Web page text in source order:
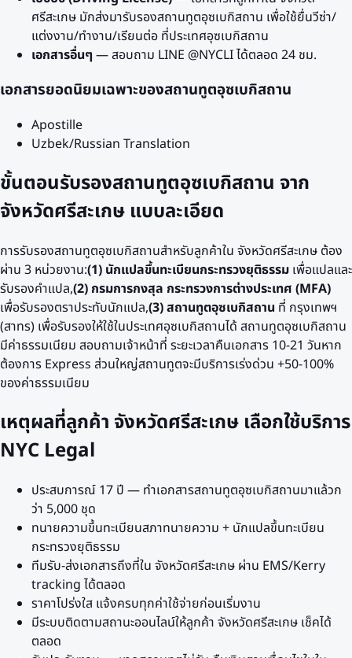
ศรีสะเกษ มักส่งมารับรองสถานทูตอุซเบกิสถาน เพื่อใช้ยื่นวีซ่า/
แต่งงาน/ทำงาน/เรียนต่อ ที่ประเทศอุซเบกิสถาน
เอกสารอื่นๆ — สอบถาม LINE @NYCLI ได้ตลอด 24 ชม.
เอกสารยอดนิยมเฉพาะของสถานทูตอุซเบกิสถาน
Apostille
Uzbek/Russian Translation
ขั้นตอนรับรองสถานทูตอุซเบกิสถาน จาก
จังหวัดศรีสะเกษ แบบละเอียด
การรับรองสถานทูตอุซเบกิสถานสำหรับลูกค้าใน จังหวัดศรีสะเกษ ต้อง
ผ่าน 3 หน่วยงาน:(1) นักแปลขึ้นทะเบียนกระทรวงยุติธรรม เพื่อแปลและ
รับรองคำแปล,(2) กรมการกงสุล กระทรวงการต่างประเทศ (MFA)
เพื่อรับรองตราประทับนักแปล,(3) สถานทูตอุซเบกิสถาน ที่ กรุงเทพฯ
(สาทร) เพื่อรับรองให้ใช้ในประเทศอุซเบกิสถานได้ สถานทูตอุซเบกิสถาน
มีค่าธรรมเนียม สอบถามเจ้าหน้าที่ ระยะเวลาคืนเอกสาร 10-21 วันหาก
ต้องการ Express ส่วนใหญ่สถานทูตจะมีบริการเร่งด่วน +50-100%
ของค่าธรรมเนียม
เหตุผลที่ลูกค้า จังหวัดศรีสะเกษ เลือกใช้บริการ
NYC Legal
ประสบการณ์ 17 ปี — ทำเอกสารสถานทูตอุซเบกิสถานมาแล้วก
ว่า 5,000 ชุด
ทนายความขึ้นทะเบียนสภาทนายความ + นักแปลขึ้นทะเบียน
กระทรวงยุติธรรม
ทีมรับ-ส่งเอกสารถึงที่ใน จังหวัดศรีสะเกษ ผ่าน EMS/Kerry
tracking ได้ตลอด
ราคาโปร่งใส แจ้งครบทุกค่าใช้จ่ายก่อนเริ่มงาน
มีระบบติดตามสถานะออนไลน์ให้ลูกค้า จังหวัดศรีสะเกษ เช็คได้
ตลอด